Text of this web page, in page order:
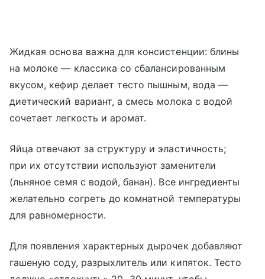
Жидкая основа важна для консистенции: блины
на молоке — классика со сбалансированным
вкусом, кефир делает тесто пышным, вода —
диетический вариант, а смесь молока с водой
сочетает легкость и аромат.
Яйца отвечают за структуру и эластичность;
при их отсутствии используют заменители
(льняное семя с водой, банан). Все ингредиенты
желательно согреть до комнатной температуры
для равномерности.
Для появления характерных дырочек добавляют
гашеную соду, разрыхлитель или кипяток. Тесто